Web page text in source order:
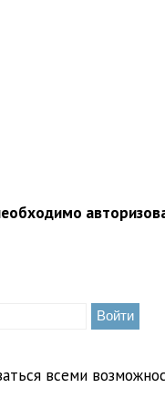
всеми